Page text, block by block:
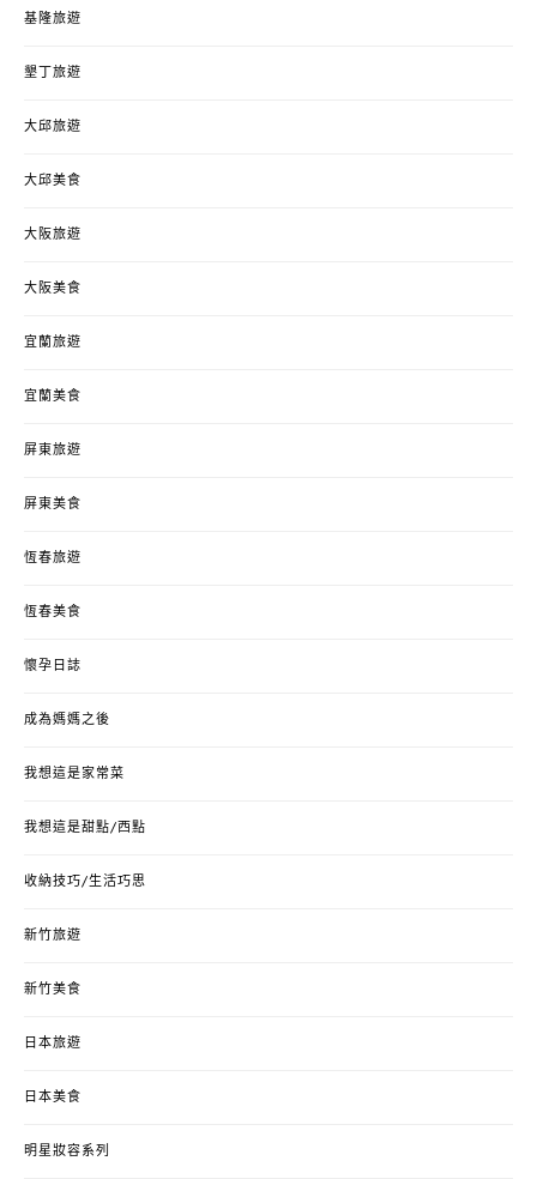
基隆旅遊
墾丁旅遊
大邱旅遊
大邱美食
大阪旅遊
大阪美食
宜蘭旅遊
宜蘭美食
屏東旅遊
屏東美食
恆春旅遊
恆春美食
懷孕日誌
成為媽媽之後
我想這是家常菜
我想這是甜點/西點
收納技巧/生活巧思
新竹旅遊
新竹美食
日本旅遊
日本美食
明星妝容系列